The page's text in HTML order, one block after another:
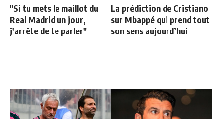
"Si tu mets le maillot du
Real Madrid un jour,
j'arrête de te parler"
La prédiction de Cristiano
sur Mbappé qui prend tout
son sens aujourd’hui